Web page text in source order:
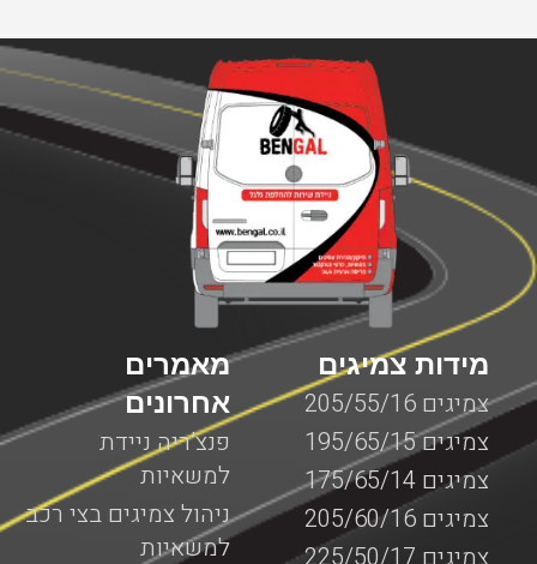
מאמרים
אחרונים
פנצ’ריה ניידת
למשאיות
ניהול צמיגים בצי רכב
למשאיות
מידות צמיגים
צמיגים 205/55/16
צמיגים 195/65/15
צמיגים 175/65/14
צמיגים 205/60/16